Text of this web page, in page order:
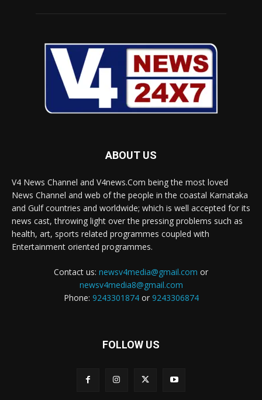
ABOUT US
V4 News Channel and V4news.Com being the most loved
News Channel and web of the people in the coastal Karnataka
and Gulf countries and worldwide; which is well accepted for its
news cast, throwing light over the pressing problems such as
health, art, sports related programmes coupled with
Entertainment oriented programmes.
Contact us: newsv4media@gmail.com or
newsv4media8@gmail.com
Phone: 9243301874or 9243306874
FOLLOW US